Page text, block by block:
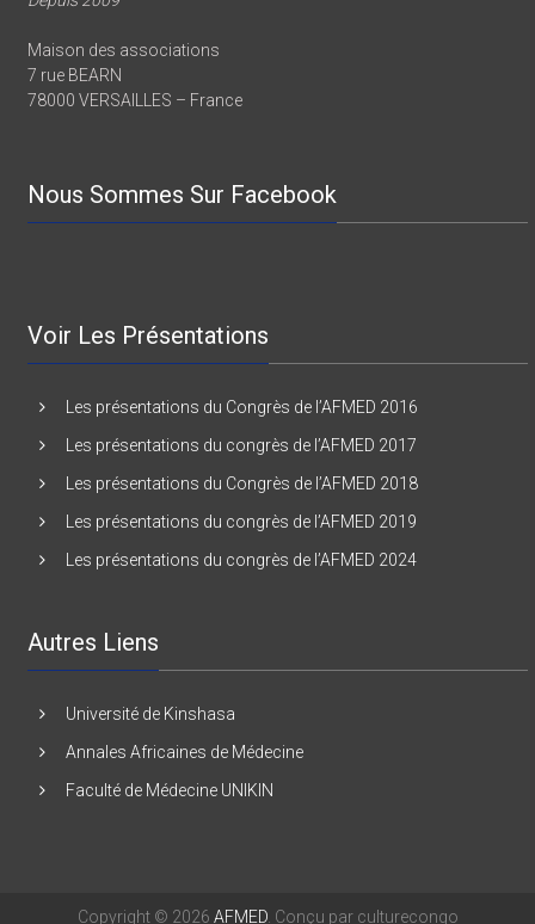
Maison des associations
7 rue BEARN
78000 VERSAILLES – France
Nous Sommes Sur Facebook
Voir Les Présentations
Les présentations du Congrès de l’AFMED 2016
Les présentations du congrès de l’AFMED 2017
Les présentations du Congrès de l’AFMED 2018
Les présentations du congrès de l’AFMED 2019
Les présentations du congrès de l’AFMED 2024
Autres Liens
Université de Kinshasa
Annales Africaines de Médecine
Faculté de Médecine UNIKIN
Copyright © 2026 AFMED. Conçu par culturecongo